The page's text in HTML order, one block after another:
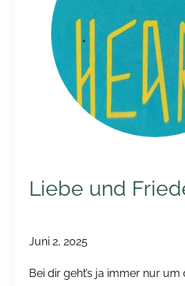
Liebe und
Juni 2, 2025
Bei dir geht’s ja immer nur